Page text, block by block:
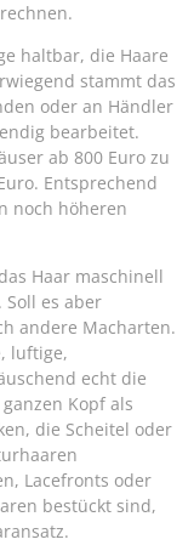
haltbar, die Haare
stammt das
oder an Händler
bearbeitet.
ab 800 Euro zu
Entsprechend
noch höheren
Haar maschinell
es aber
andere Macharten.
luftige,
echt die
Kopf als
die Scheitel oder
Lacefronts oder
bestückt sind,